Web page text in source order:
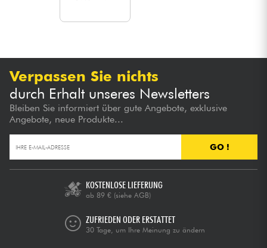
Verpassen Sie nichts
durch Erhalt unseres Newsletters
Bleiben Sie informiert über gute Angebote, exklusive
Angebote, neue Produkte...
GO !
KOSTENLOSE LIEFERUNG
ab 89 € (siehe AGB)
ZUFRIEDEN ODER ERSTATTET
30 Tage, um Ihre Meinung zu ändern